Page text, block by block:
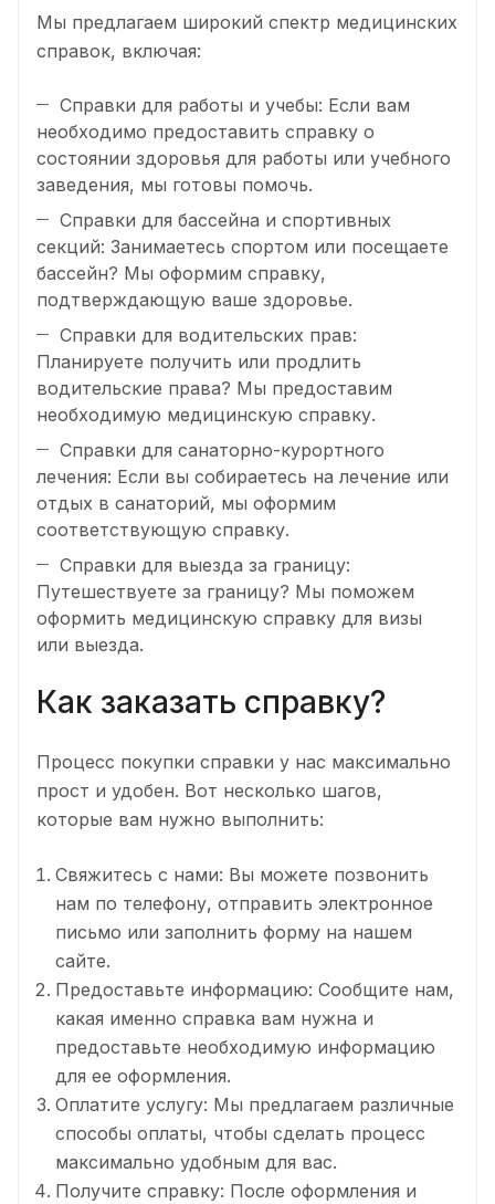
Мы предлагаем широкий спектр медицинских
справок, включая:
Справки для работы и учебы: Если вам
необходимо предоставить справку о
состоянии здоровья для работы или учебного
заведения, мы готовы помочь.
Справки для бассейна и спортивных
секций: Занимаетесь спортом или посещаете
бассейн? Мы оформим справку,
подтверждающую ваше здоровье.
Справки для водительских прав:
Планируете получить или продлить
водительские права? Мы предоставим
необходимую медицинскую справку.
Справки для санаторно-курортного
лечения: Если вы собираетесь на лечение или
отдых в санаторий, мы оформим
соответствующую справку.
Справки для выезда за границу:
Путешествуете за границу? Мы поможем
оформить медицинскую справку для визы
или выезда.
Как заказать справку?
Процесс покупки справки у нас максимально
прост и удобен. Вот несколько шагов,
которые вам нужно выполнить:
Свяжитесь с нами: Вы можете позвонить
нам по телефону, отправить электронное
письмо или заполнить форму на нашем
сайте.
Предоставьте информацию: Сообщите нам,
какая именно справка вам нужна и
предоставьте необходимую информацию
для ее оформления.
Оплатите услугу: Мы предлагаем различные
способы оплаты, чтобы сделать процесс
максимально удобным для вас.
Получите справку: После оформления и